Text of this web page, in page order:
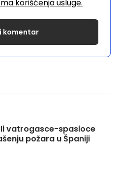
korišćenja usluge.
vatrogasce-spasioce
požara u Španiji